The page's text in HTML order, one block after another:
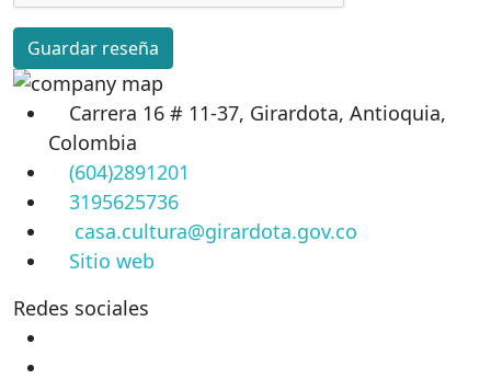
Guardar reseña
Carrera 16 # 11-37, Girardota, Antioquia,
Colombia
(604)2891201
3195625736
casa.cultura@girardota.gov.co
Sitio web
Redes sociales